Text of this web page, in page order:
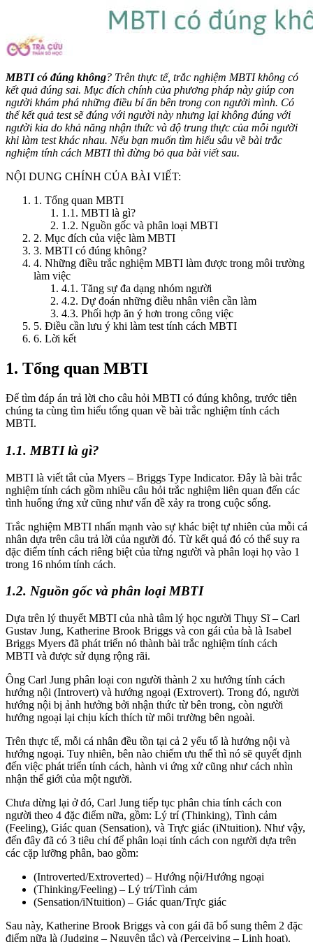
MBTI có đúng không? Trên thực tế, trắc nghiệm MBTI không có
kết quả đúng sai. Mục đích chính của phương pháp này giúp con
người khám phá những điều bí ẩn bên trong con người mình. Có
thể kết quả test sẽ đúng với người này nhưng lại không đúng với
người kia do khả năng nhận thức và độ trung thực của mỗi người
khi làm test khác nhau. Nếu bạn muốn tìm hiểu sâu về bài trắc
nghiệm tính cách MBTI thì đừng bỏ qua bài viết sau.
NỘI DUNG CHÍNH CỦA BÀI VIẾT:
1. Tổng quan MBTI
1.1. MBTI là gì?
1.2. Nguồn gốc và phân loại MBTI
2. Mục đích của việc làm MBTI
3. MBTI có đúng không?
4. Những điều trắc nghiệm MBTI làm được trong môi trường
làm việc
4.1. Tăng sự đa dạng nhóm người
4.2. Dự đoán những điều nhân viên cần làm
4.3. Phối hợp ăn ý hơn trong công việc
5. Điều cần lưu ý khi làm test tính cách MBTI
6. Lời kết
1. Tổng quan MBTI
Để tìm đáp án trả lời cho câu hỏi MBTI có đúng không, trước tiên
chúng ta cùng tìm hiểu tổng quan về bài trắc nghiệm tính cách
MBTI.
1.1. MBTI là gì?
MBTI là viết tắt của Myers – Briggs Type Indicator. Đây là bài trắc
nghiệm tính cách gồm nhiều câu hỏi trắc nghiệm liên quan đến các
tình huống ứng xử cũng như vấn đề xảy ra trong cuộc sống.
Trắc nghiệm MBTI nhấn mạnh vào sự khác biệt tự nhiên của mỗi cá
nhân dựa trên câu trả lời của người đó. Từ kết quả đó có thể suy ra
đặc điểm tính cách riêng biệt của từng người và phân loại họ vào 1
trong 16 nhóm tính cách.
1.2. Nguồn gốc và phân loại MBTI
Dựa trên lý thuyết MBTI của nhà tâm lý học người Thụy Sĩ – Carl
Gustav Jung, Katherine Brook Briggs và con gái của bà là Isabel
Briggs Myers đã phát triển nó thành bài trắc nghiệm tính cách
MBTI và được sử dụng rộng rãi.
Ông Carl Jung phân loại con người thành 2 xu hướng tính cách
hướng nội (Introvert) và hướng ngoại (Extrovert). Trong đó, người
hướng nội bị ảnh hưởng bởi nhận thức từ bên trong, còn người
hướng ngoại lại chịu kích thích từ môi trường bên ngoài.
Trên thực tế, mỗi cá nhân đều tồn tại cả 2 yếu tố là hướng nội và
hướng ngoại. Tuy nhiên, bên nào chiếm ưu thế thì nó sẽ quyết định
đến việc phát triển tính cách, hành vi ứng xử cũng như cách nhìn
nhận thế giới của một người.
Chưa dừng lại ở đó, Carl Jung tiếp tục phân chia tính cách con
người theo 4 đặc điểm nữa, gồm: Lý trí (Thinking), Tình cảm
(Feeling), Giác quan (Sensation), và Trực giác (iNtuition). Như vậy,
đến đây đã có 3 tiêu chí để phân loại tính cách con người dựa trên
các cặp lưỡng phân, bao gồm:
(Introverted/Extroverted) – Hướng nội/Hướng ngoại
(Thinking/Feeling) – Lý trí/Tình cảm
(Sensation/iNtuition) – Giác quan/Trực giác
Sau này, Katherine Brook Briggs và con gái đã bổ sung thêm 2 đặc
điểm nữa là (Judging – Nguyên tắc) và (Perceiving – Linh hoạt).